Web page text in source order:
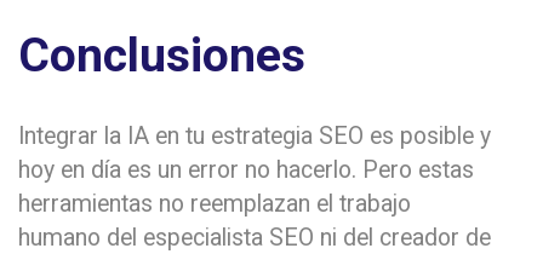
Conclusiones
Integrar la IA en tu estrategia SEO es posible y
hoy en día es un error no hacerlo. Pero estas
herramientas no reemplazan el trabajo
humano del especialista SEO ni del creador de